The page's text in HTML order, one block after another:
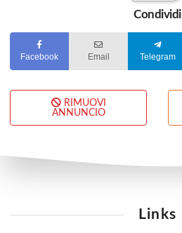
Condividi
Facebook Email Telegram
RIMUOVI
ANNUNCIO
Links